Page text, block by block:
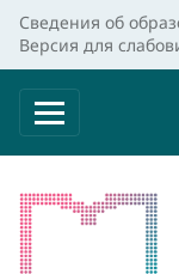
Сведения об
Версия для